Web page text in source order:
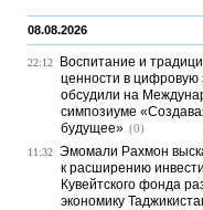
08.08.2026
22:12
Воспитание и
ценности в цифровую
обсудили на
симпозиуме
будущее» (0)
11:32 Эмомали Рахмон
к расширению
Кувейтского фонда
экономику